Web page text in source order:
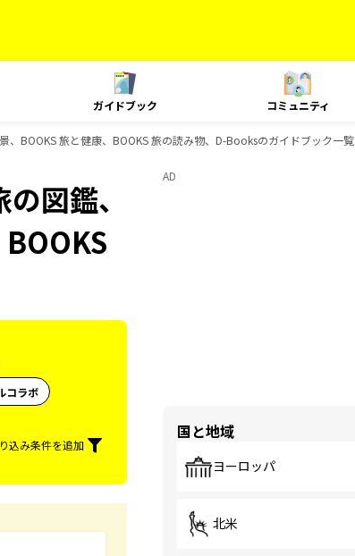
ガイドブック コミュニティ
BOOKS 旅と健康、BOOKS 旅の読み物、D-Booksのガイドブック一覧
図鑑、
コラボ
込み条件を追加
AD
国と地域
ヨーロッパ
北米